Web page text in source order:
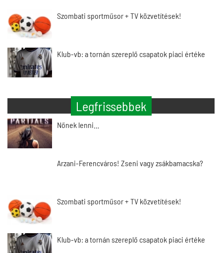
Szombati sportműsor + TV közvetítések!
Klub-vb: a tornán szereplő csapatok piaci értéke
Legfrissebbek
Nőnek lenni…
Arzani-Ferencváros! Zseni vagy zsákbamacska?
Szombati sportműsor + TV közvetítések!
Klub-vb: a tornán szereplő csapatok piaci értéke